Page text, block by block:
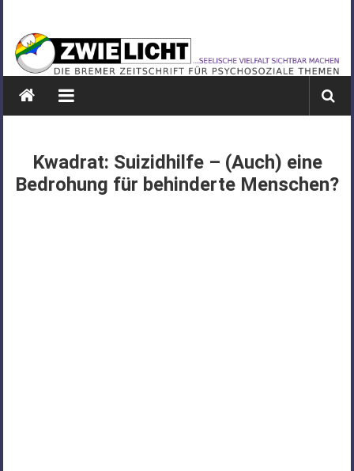
springen
ZWIELICHT
BREMEN
DIE
PSYCHOSOZIALE
THEMEN
Kwadrat: Suizidhilfe – (Auch) eine
Bedrohung für behinderte Menschen?